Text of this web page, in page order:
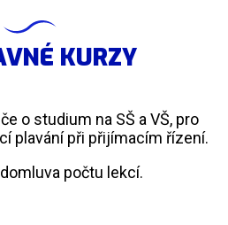
KURZY
o studium na SŠ a VŠ, pro
plavání při přijímacím řízení.
počtu lekcí.